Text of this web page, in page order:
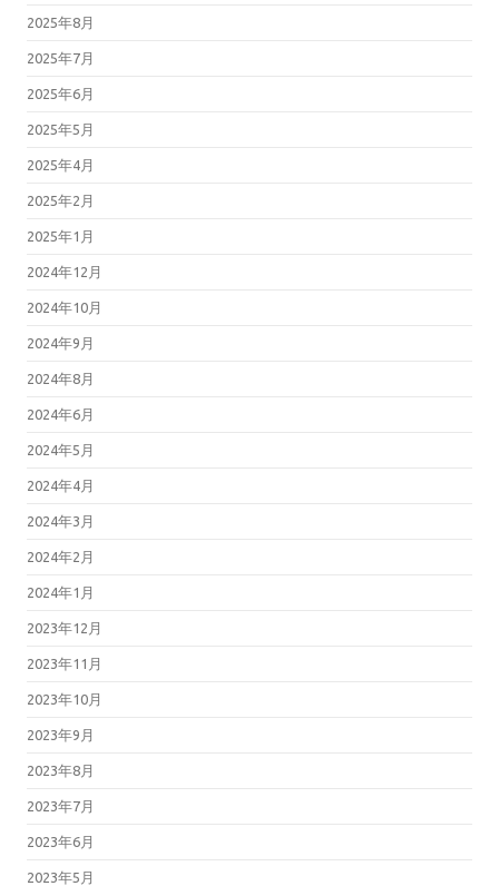
2025年8月
2025年7月
2025年6月
2025年5月
2025年4月
2025年2月
2025年1月
2024年12月
2024年10月
2024年9月
2024年8月
2024年6月
2024年5月
2024年4月
2024年3月
2024年2月
2024年1月
2023年12月
2023年11月
2023年10月
2023年9月
2023年8月
2023年7月
2023年6月
2023年5月